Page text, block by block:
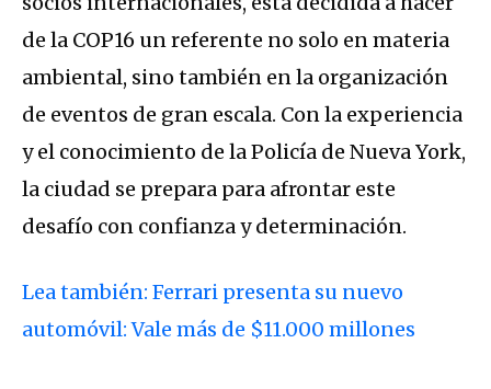
de la COP16 un referente no solo en materia
ambiental, sino también en la organización
de eventos de gran escala. Con la experiencia
y el conocimiento de la Policía de Nueva York,
la ciudad se prepara para afrontar este
desafío con confianza y determinación.
Lea también: Ferrari presenta su nuevo
automóvil: Vale más de $11.000 millones